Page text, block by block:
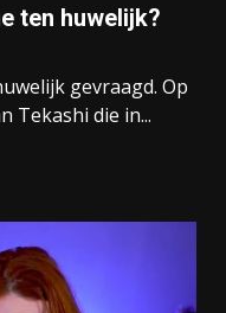
ten huwelijk?
gevraagd. Op
Tekashi die in...